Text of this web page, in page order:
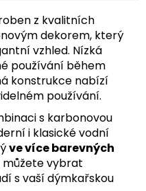
z kvalitních
dekorem, který
vzhled. Nízká
používání během
konstrukce nabízí
používání.
s karbonovou
i klasické vodní
ve více barevných
můžete vybrat
s vaší dýmkařskou